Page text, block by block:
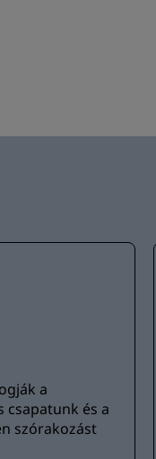
a
csapatunk és a
szórakozást